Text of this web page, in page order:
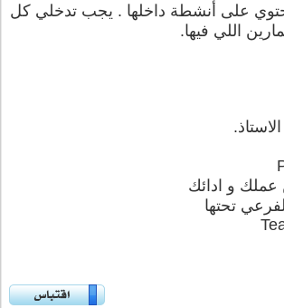
على أنشطة داخلها . يجب تدخلي كل
اللي فيها.
و ادائك
تحتها